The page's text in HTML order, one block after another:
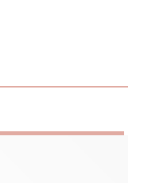
FINESTRA))